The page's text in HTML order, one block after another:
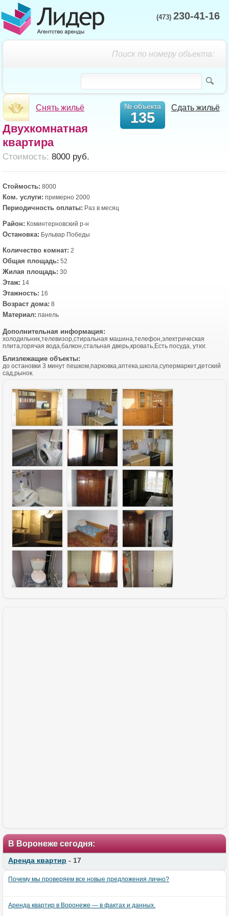
(473) 230-41-16
Поиск по номеру объекта:
Снять жильё Сдать жильё
№ объекта
135
Двухкомнатная
квартира
Cтоимость: 8000 руб.
Стоймость: 8000
Ком. услуги: примерно 2000
Периодичность оплаты: Раз в месяц
Район: Коминтерновский р-н
Остановка: Бульвар Победы
Количество комнат: 2
Общая площадь: 52
Жилая площадь: 30
Этаж: 14
Этажность: 16
Возраст дома: 8
Материал: панель
Дополнительная информация:
холодильник,телевизор,стиральная машина,телефон,электрическая
плита,горячая вода,балкон,стальная дверь,кровать,Есть посуда, утюг.
Близлежащие объекты:
до остановки 3 минут пешком,парковка,аптека,школа,супермаркет,детский
сад,рынок.
В Воронеже сегодня:
Аренда квартир - 17
Почему мы проверяем все новые предложения лично?
Аренда квартир в Воронеже — в фактах и данных.